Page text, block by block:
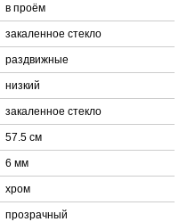
в проём
закаленное стекло
раздвижные
низкий
закаленное стекло
57.5 см
6 мм
хром
прозрачный